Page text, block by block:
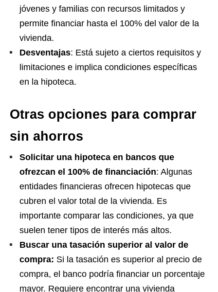
jóvenes y familias con recursos limitados y
permite financiar hasta el 100% del valor de la
vivienda.
Desventajas: Está sujeto a ciertos requisitos y
limitaciones e implica condiciones específicas
en la hipoteca.
Otras opciones para comprar
sin ahorros
Solicitar una hipoteca en bancos que
ofrezcan el 100% de financiación: Algunas
entidades financieras ofrecen hipotecas que
cubren el valor total de la vivienda. Es
importante comparar las condiciones, ya que
suelen tener tipos de interés más altos.
Buscar una tasación superior al valor de
compra: Si la tasación es superior al precio de
compra, el banco podría financiar un porcentaje
mayor. Requiere encontrar una vivienda